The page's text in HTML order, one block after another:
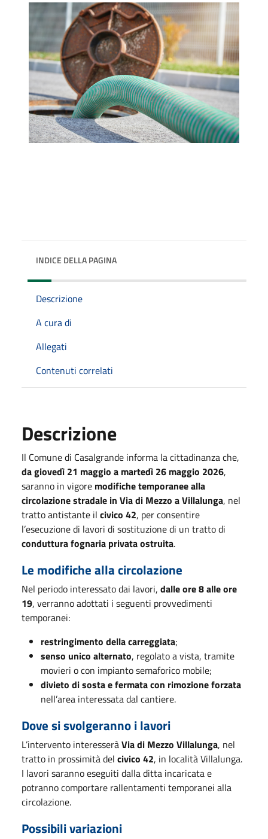
INDICE DELLA PAGINA
Descrizione
A cura di
Allegati
Contenuti correlati
Descrizione
Il Comune di Casalgrande informa la cittadinanza che,
da giovedì 21 maggio a martedì 26 maggio 2026,
saranno in vigore modifiche temporanee alla
circolazione stradale in Via di Mezzo a Villalunga, nel
tratto antistante il civico 42, per consentire
l’esecuzione di lavori di sostituzione di un tratto di
conduttura fognaria privata ostruita.
Le modifiche alla circolazione
Nel periodo interessato dai lavori, dalle ore 8 alle ore
19, verranno adottati i seguenti provvedimenti
temporanei:
restringimento della carreggiata;
senso unico alternato, regolato a vista, tramite
movieri o con impianto semaforico mobile;
divieto di sosta e fermata con rimozione forzata
nell’area interessata dal cantiere.
Dove si svolgeranno i lavori
L’intervento interesseràVia di Mezzo Villalunga, nel
tratto in prossimità del civico 42, in località Villalunga.
I lavori saranno eseguiti dalla ditta incaricata e
potranno comportare rallentamenti temporanei alla
circolazione.
Possibili variazioni